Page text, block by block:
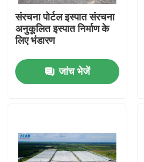
उत्पादों
संरचना पोर्टल इस्पात संरचना
अनुकूलित इस्पात निर्माण के
लिए भंडारण
जांच भेजें